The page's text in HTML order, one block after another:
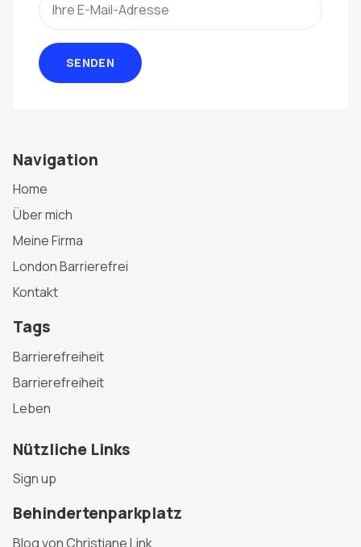
SENDEN
Navigation
Home
Über mich
Meine Firma
London Barrierefrei
Kontakt
Tags
Barrierefreiheit
Barrierefreiheit
Leben
Nützliche Links
Sign up
Behindertenparkplatz
Blog von Christiane Link